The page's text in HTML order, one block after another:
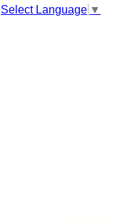
Select Language ▼